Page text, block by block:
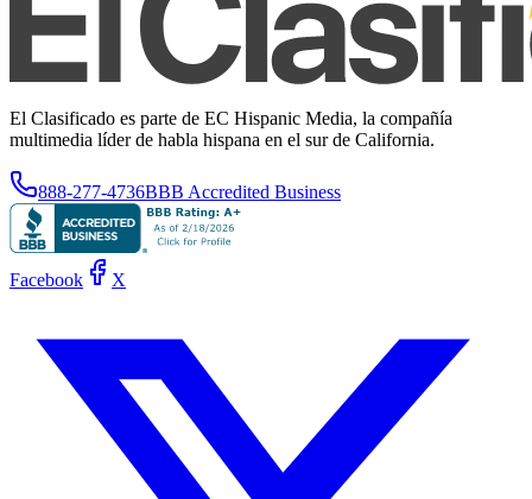
El Clasificado es parte de EC Hispanic Media, la compañía
multimedia líder de habla hispana en el sur de California.
888-277-4736BBB Accredited Business
Facebook X